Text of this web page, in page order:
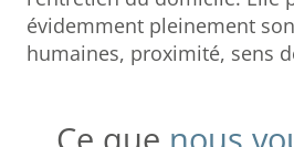
évidemment pleinement
humaines, proximité, sens